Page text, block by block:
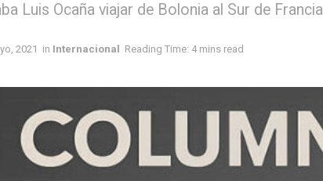
Luis Ocaña viajar de Bolonia al Sur de Francia
2021 in Internacional Reading Time: 4 mins read